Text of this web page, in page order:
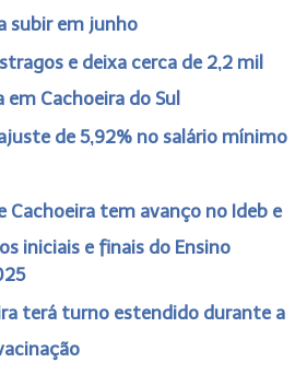
subir em junho
e deixa cerca de 2,2 mil
Cachoeira do Sul
de 5,92% no salário mínimo
Cachoeira tem avanço no Ideb e
iniciais e finais do Ensino
terá turno estendido durante a